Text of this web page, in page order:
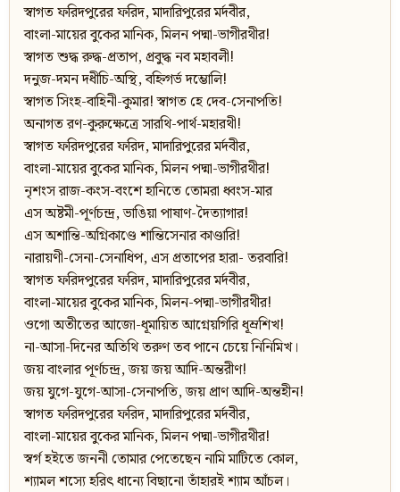
স্বাগত ফরিদপুরের ফরিদ, মাদারিপুরের মর্দবীর,
বাংলা-মায়ের বুকের মানিক, মিলন পদ্মা-ভাগীরথীর!
স্বাগত শুদ্ধ রুদ্ধ-প্রতাপ, প্রবুদ্ধ নব মহাবলী!
দনুজ-দমন দধীচি-অস্থি, বহ্নিগর্ভ দম্ভোলি!
স্বাগত সিংহ-বাহিনী-কুমার! স্বাগত হে দেব-সেনাপতি!
অনাগত রণ-কুরুক্ষেত্রে সারথি-পার্থ-মহারথী!
স্বাগত ফরিদপুরের ফরিদ, মাদারিপুরের মর্দবীর,
বাংলা-মায়ের বুকের মানিক, মিলন পদ্মা-ভাগীরথীর!
নৃশংস রাজ-কংস-বংশে হানিতে তোমরা ধ্বংস-মার
এস অষ্টমী-পূর্ণচন্দ্র, ভাঙিয়া পাষাণ-দৈত্যাগার!
এস অশান্তি-অগ্নিকাণ্ডে শান্তিসেনার কাণ্ডারি!
নারায়ণী-সেনা-সেনাধিপ, এস প্রতাপের হারা- তরবারি!
স্বাগত ফরিদপুরের ফরিদ, মাদারিপুরের মর্দবীর,
বাংলা-মায়ের বুকের মানিক, মিলন-পদ্মা-ভাগীরথীর!
ওগো অতীতের আজো-ধূমায়িত আগ্নেয়গিরি ধূম্রশিখ!
না-আসা-দিনের অতিথি তরুণ তব পানে চেয়ে নিনিমিখ।
জয় বাংলার পূর্ণচন্দ্র, জয় জয় আদি-অন্তরীণ!
জয় যুগে-যুগে-আসা-সেনাপতি, জয় প্রাণ আদি-অন্তহীন!
স্বাগত ফরিদপুরের ফরিদ, মাদারিপুরের মর্দবীর,
বাংলা-মায়ের বুকের মানিক, মিলন পদ্মা-ভাগীরথীর!
স্বর্গ হইতে জননী তোমার পেতেছেন নামি মাটিতে কোল,
শ্যামল শস্যে হরিৎ ধান্যে বিছানো তাঁহারই শ্যাম আঁচল।